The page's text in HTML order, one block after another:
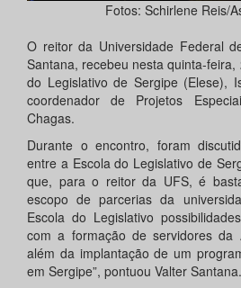
Fotos: Schirlene Reis/
O reitor da Universidade Federal
Santana, recebeu nesta quinta-
do Legislativo de Sergipe (Elese),
coordenador de Projetos
Chagas.
Durante o encontro, foram
entre a Escola do Legislativo de
que, para o reitor da UFS, é
escopo de parcerias da
Escola do Legislativo
com a formação de servidores da
além da implantação de um
em Sergipe”, pontuou Valter Santana.